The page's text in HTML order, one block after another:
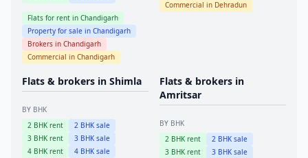
Flats for rent in Chandigarh
Property for sale in Chandigarh
Brokers in Chandigarh
Commercial in Chandigarh
Commercial in Dehradun
Flats & brokers in Shimla
BY BHK
2 BHK rent 2 BHK sale
3 BHK rent 3 BHK sale
4 BHK rent 4 BHK sale
Flats & brokers in
Amritsar
BY BHK
2 BHK rent 2 BHK sale
3 BHK rent 3 BHK sale